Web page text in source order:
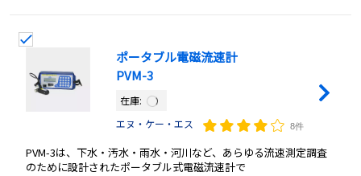
ポータブル電磁流速計
PVM-3
在庫:
エヌ・ケー・エス
8件
PVM-3は、下水・汚水・雨水・河川など、あらゆる流速測定調査
のために設計されたポータブル式電磁流速計で